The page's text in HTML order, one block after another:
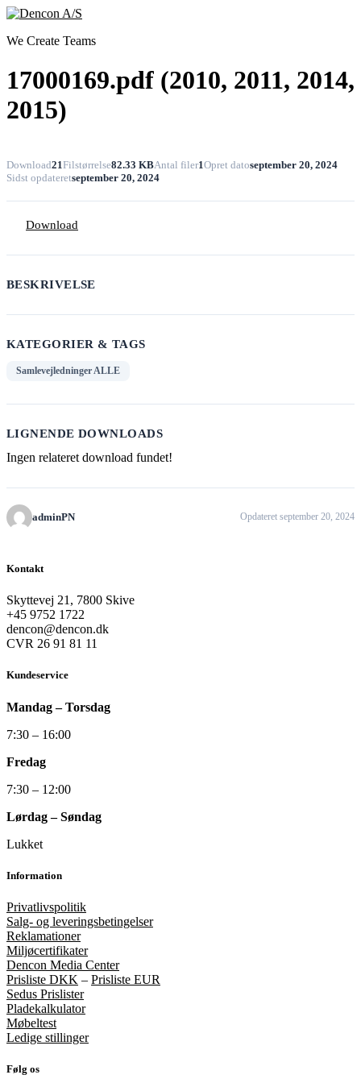
We Create Teams
17000169.pdf (2010, 2011, 2014,
2015)
Download21Filstørrelse82.33 KBAntal filer1Opret datoseptember 20, 2024
Sidst opdateretseptember 20, 2024
Download
BESKRIVELSE
KATEGORIER & TAGS
Samlevejledninger ALLE
LIGNENDE DOWNLOADS
Ingen relateret download fundet!
adminPN Opdateret september 20, 2024
Kontakt
Skyttevej 21, 7800 Skive
+45 9752 1722
dencon@dencon.dk
CVR 26 91 81 11
Kundeservice
Mandag – Torsdag
7:30 – 16:00
Fredag
7:30 – 12:00
Lørdag – Søndag
Lukket
Information
Privatlivspolitik
Salg- og leveringsbetingelser
Reklamationer
Miljøcertifikater
Dencon Media Center
Prisliste DKK – Prisliste EUR
Sedus Prislister
Pladekalkulator
Møbeltest
Ledige stillinger
Følg os